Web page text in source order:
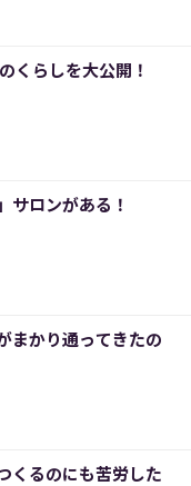
くらしを大公開！
サロンがある！
まかり通ってきたの
くるのにも苦労した